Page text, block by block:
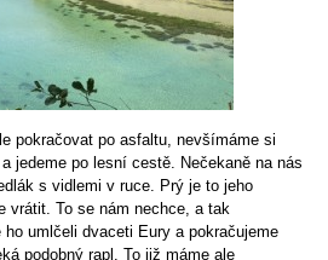
pokračovat po asfaltu, nevšímáme si
jedeme po lesní cestě. Nečekaně na nás
s vidlemi v ruce. Prý je to jeho
vrátit. To se nám nechce, a tak
umlčeli dvaceti Eury a pokračujeme
podobný rapl. To již máme ale